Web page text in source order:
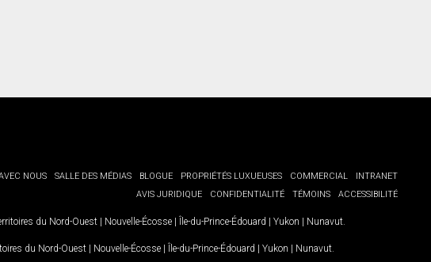
NOUS SALLE DES MÉDIAS BLOGUE PROPRIÉTÉS LUXUEUSES COMMERCIAL
INTRANET
AVIS JURIDIQUE
CONFIDENTIALITÉ TÉMOINS ACCESSIBILITÉ
du Nord-Ouest | Nouvelle-Écosse | Île-du-Prince-Édouard | Yukon | Nunavut
du Nord-Ouest | Nouvelle-Écosse | Île-du-Prince-Édouard | Yukon | Nunavut